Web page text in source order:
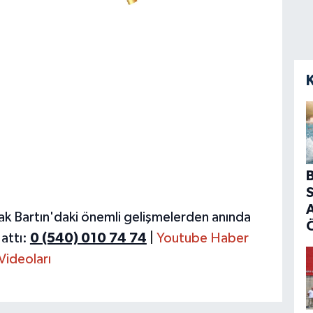
Bartın'daki önemli gelişmelerden anında
0 (540) 010 74 74
Youtube Haber